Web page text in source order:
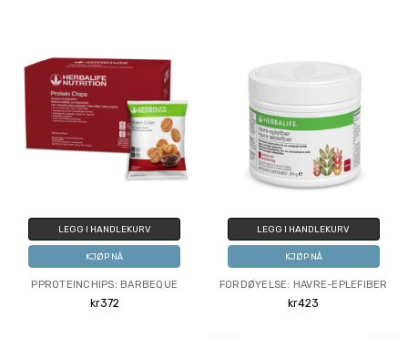
LEGG I HANDLEKURV
KJØP NÅ
PPROTEINCHIPS: BARBEQUE
kr372
LEGG I HANDLEKURV
KJØP NÅ
FORDØYELSE: HAVRE-EPLEFIBER
kr423